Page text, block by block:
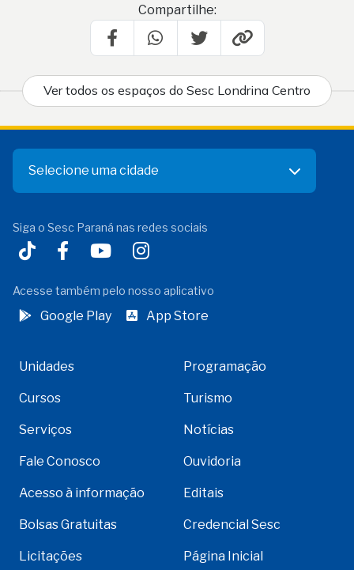
Compartilhe:
Ver todos os espaços do Sesc Londrina Centro
Selecione uma cidade
Siga o Sesc Paraná nas redes sociais
Acesse também pelo nosso aplicativo
Google Play App Store
Unidades Programação
Cursos Turismo
Serviços Notícias
Fale Conosco Ouvidoria
Acesso à informação Editais
Bolsas Gratuitas Credencial Sesc
Licitações Página Inicial